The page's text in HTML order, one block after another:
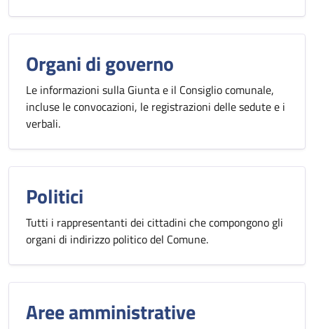
Organi di governo
Le informazioni sulla Giunta e il Consiglio comunale,
incluse le convocazioni, le registrazioni delle sedute e i
verbali.
Politici
Tutti i rappresentanti dei cittadini che compongono gli
organi di indirizzo politico del Comune.
Aree amministrative